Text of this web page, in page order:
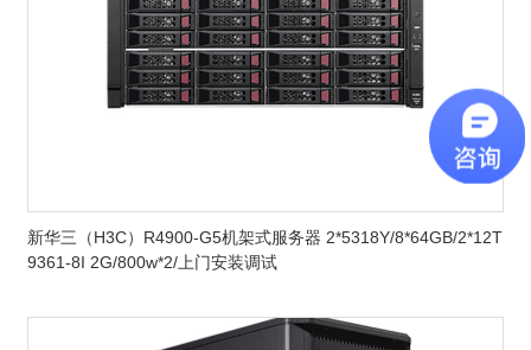
新华三（H3C）R4900-G5机架式服务器 2*5318Y/8*64GB/2*12T
9361-8I 2G/800w*2/上门安装调试